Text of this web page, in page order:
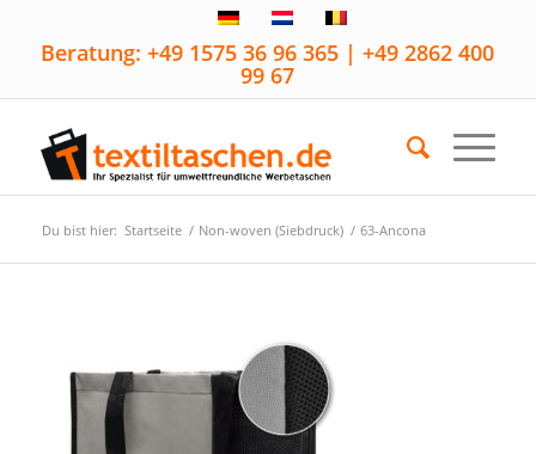
Beratung: +49 1575 36 96 365 | +49 2862 400
99 67
Du bist hier: Startseite / Non-woven (Siebdruck) / 63-Ancona